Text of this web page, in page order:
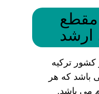
ارشد
ترکیه
باشد که هر
می باشد.